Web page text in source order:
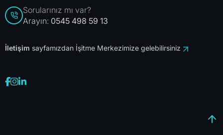
Sorularınız mı var?
Arayın: 0545 498 59 13
İletişim sayfamızdan İşitme Merkezimize gelebilirsiniz